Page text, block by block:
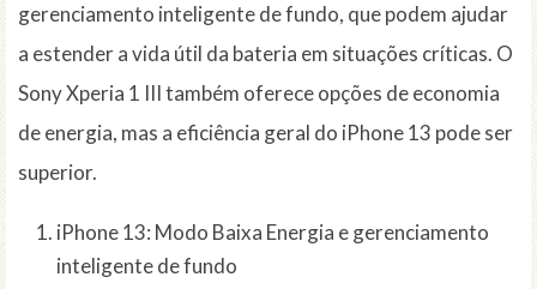
gerenciamento inteligente de fundo, que podem ajudar
a estender a vida útil da bateria em situações críticas. O
Sony Xperia 1 III também oferece opções de economia
de energia, mas a eficiência geral do iPhone 13 pode ser
superior.
iPhone 13: Modo Baixa Energia e gerenciamento
inteligente de fundo